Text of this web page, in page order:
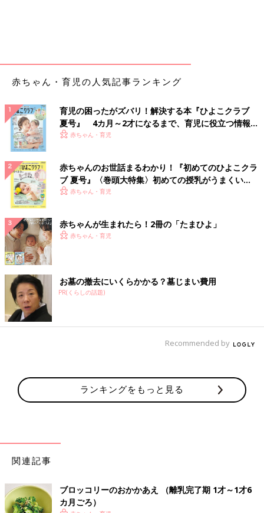
赤ちゃん・育児の人気記事ランキング
育児の困ったがズバリ！解決する本『ひよこクラブ
夏号』 4カ月～2才になるまで、育児に役立つ情報が
いっぱい！
赤ちゃん・育児
赤ちゃんのお世話まるわかり！『初めてのひよこクラ
ブ 夏号』〈巻頭大特集〉初めての授乳がうまくい
く！ おっぱい・ミルクの基本と夏のトラブル 解決テ
赤ちゃん・育児
赤ちゃんが生まれたら！2冊の「たまひよ」
赤ちゃん・育児
お墓の撤去にいくらかかる？墓じまい費用
PR(くらしの話題)
Recommended by
ランキングをもっと見る
関連記事
ブロッコリーのおかかあえ （離乳完了期 1才～1才6
カ月ごろ）